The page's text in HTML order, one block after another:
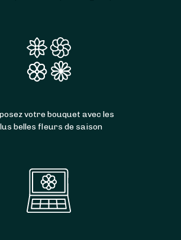
votre bouquet avec les
belles fleurs de saison